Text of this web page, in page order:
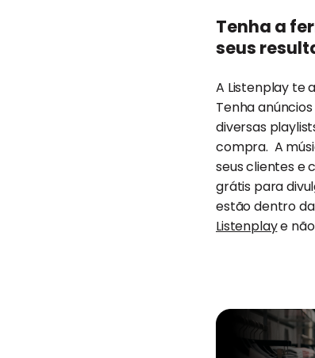
Tenha a
seus
A Listenplay te
Tenha
diversas
compra. A
seus clientes e
grátis para
estão dentro
Listenplaye